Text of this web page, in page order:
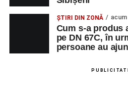
localității Sibișeni
Școala de Fotbal Valea
lotul pentru noul sezon.
importante la nivel juvenil
urma căruia patru
ȘTIRI DIN ZONĂ
Cum s-a produs
pe DN 67C, în
persoane au